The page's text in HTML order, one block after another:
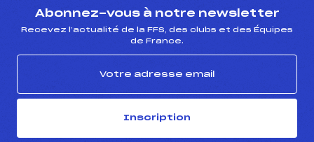
Abonnez-vous à notre newsletter
Recevez l’actualité de la FFS, des clubs et des Équipes
de France.
Inscription